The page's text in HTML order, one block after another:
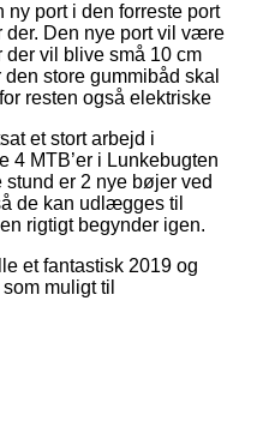
ny port i den forreste port
der. Den nye port vil være
der vil blive små 10 cm
store gummibåd skal
resten også elektriske
et stort arbejd i
4 MTB’er i Lunkebugten
er 2 nye bøjer ved
de kan udlægges til
rigtigt begynder igen.
et fantastisk 2019 og
muligt til